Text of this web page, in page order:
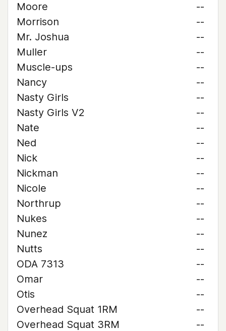
Moore
--
Morrison
--
Mr. Joshua
--
Muller
--
Muscle-ups
--
Nancy
--
Nasty Girls
--
Nasty Girls V2
--
Nate
--
Ned
--
Nick
--
Nickman
--
Nicole
--
Northrup
--
Nukes
--
Nunez
--
Nutts
--
ODA 7313
--
Omar
--
Otis
--
Overhead Squat 1RM
--
Overhead Squat 3RM
--